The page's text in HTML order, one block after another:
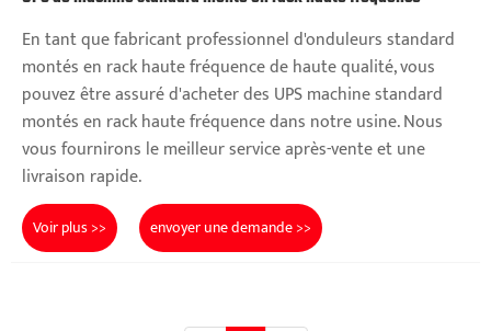
En tant que fabricant professionnel d'onduleurs standard
montés en rack haute fréquence de haute qualité, vous
pouvez être assuré d'acheter des UPS machine standard
montés en rack haute fréquence dans notre usine. Nous
vous fournirons le meilleur service après-vente et une
livraison rapide.
Voir plus >> envoyer une demande >>